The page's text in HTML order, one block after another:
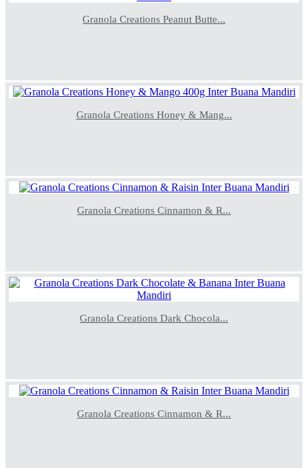
Granola Creations Peanut Butte...
Granola Creations Honey & Mang...
Granola Creations Cinnamon & R...
Granola Creations Dark Chocola...
Granola Creations Cinnamon & R...